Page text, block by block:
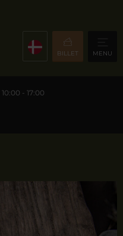
BILLET MENU
10:00 - 17:00